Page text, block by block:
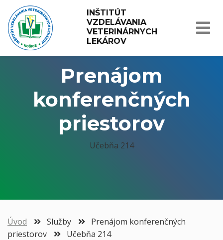
INŠTITÚT
VZDELÁVANIA
VETERINÁRNYCH
LEKÁROV
Prenájom
konferenčných
priestorov
Učebňa 214
Úvod Služby
Prenájom konferenčných
priestorov
Učebňa 214